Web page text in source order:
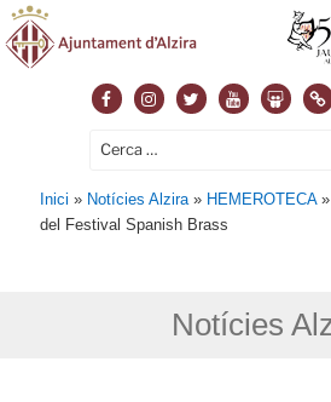
FacebookInstagram
TwitterYoutube
Cerca:
Inici » Notícies Alzira » HEMEROTECA
del Festival Spanish Brass
Notícies